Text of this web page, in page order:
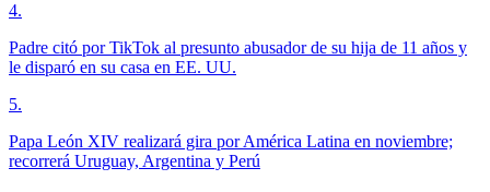
4.
Padre citó por TikTok al presunto abusador de su hija de 11 años y
le disparó en su casa en EE. UU.
5.
Papa León XIV realizará gira por América Latina en noviembre;
recorrerá Uruguay, Argentina y Perú